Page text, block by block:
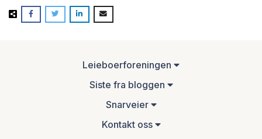
Leieboerforeningen
Siste fra bloggen
Snarveier
Kontakt oss